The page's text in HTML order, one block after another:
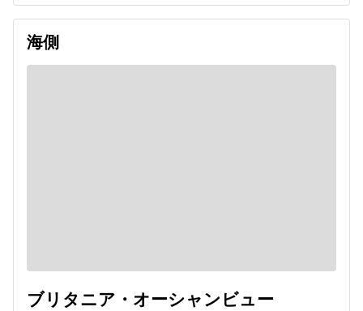
海側
ブリタニア・オーシャンビュー